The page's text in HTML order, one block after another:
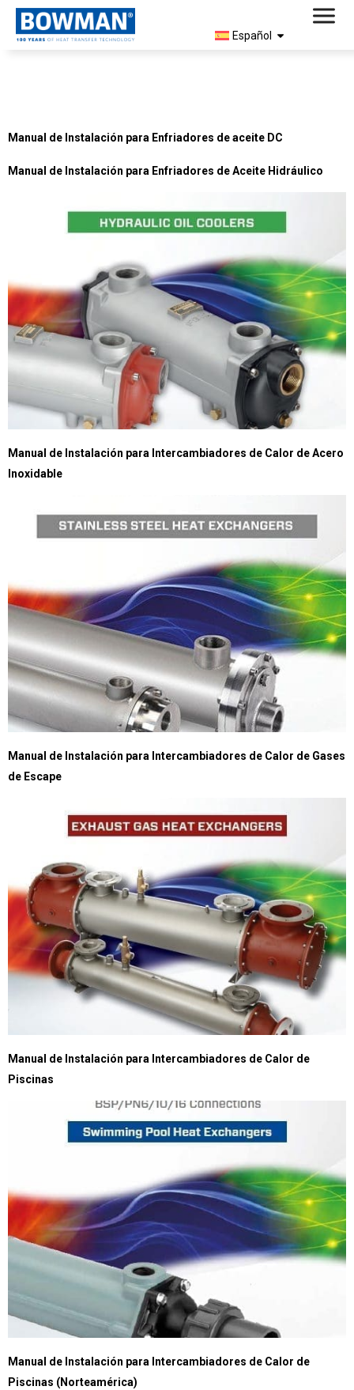
Español
Manual de Instalación para Enfriadores de aceite DC
Manual de Instalación para Enfriadores de Aceite Hidráulico
Manual de Instalación para Intercambiadores de Calor de Acero
Inoxidable
Manual de Instalación para Intercambiadores de Calor de Gases
de Escape
Manual de Instalación para Intercambiadores de Calor de
Piscinas
Manual de Instalación para Intercambiadores de Calor de
Piscinas (Norteamérica)